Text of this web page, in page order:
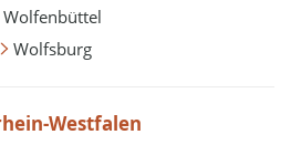
Wolfenbüttel
Wolfsburg
Westfalen